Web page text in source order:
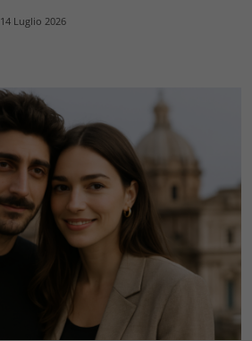
14 Luglio 2026